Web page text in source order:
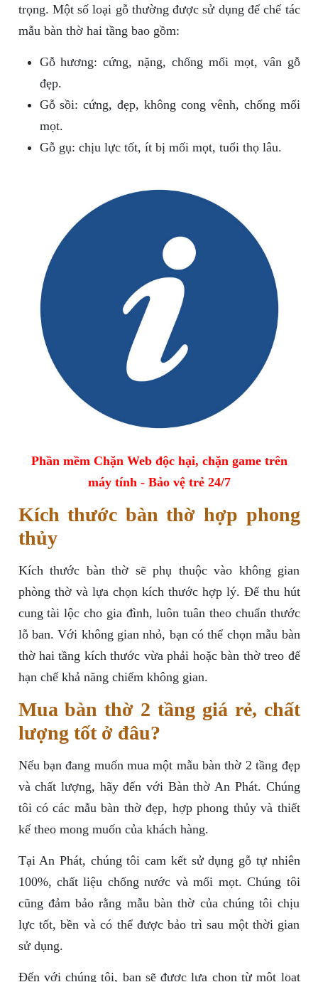
trọng. Một số loại gỗ thường được sử dụng để chế tác
mẫu bàn thờ hai tầng bao gồm:
Gỗ hương: cứng, nặng, chống mối mọt, vân gỗ
đẹp.
Gỗ sồi: cứng, đẹp, không cong vênh, chống mối
mọt.
Gỗ gụ: chịu lực tốt, ít bị mối mọt, tuổi thọ lâu.
Phần mềm Chặn Web độc hại, chặn game trên
máy tính - Bảo vệ trẻ 24/7
Kích thước bàn thờ hợp phong
thủy
Kích thước bàn thờ sẽ phụ thuộc vào không gian
phòng thờ và lựa chọn kích thước hợp lý. Để thu hút
cung tài lộc cho gia đình, luôn tuân theo chuẩn thước
lỗ ban. Với không gian nhỏ, bạn có thể chọn mẫu bàn
thờ hai tầng kích thước vừa phải hoặc bàn thờ treo để
hạn chế khả năng chiếm không gian.
Mua bàn thờ 2 tầng giá rẻ, chất
lượng tốt ở đâu?
Nếu bạn đang muốn mua một mẫu bàn thờ 2 tầng đẹp
và chất lượng, hãy đến với Bàn thờ An Phát. Chúng
tôi có các mẫu bàn thờ đẹp, hợp phong thủy và thiết
kế theo mong muốn của khách hàng.
Tại An Phát, chúng tôi cam kết sử dụng gỗ tự nhiên
100%, chất liệu chống nước và mối mọt. Chúng tôi
cũng đảm bảo rằng mẫu bàn thờ của chúng tôi chịu
lực tốt, bền và có thể được bảo trì sau một thời gian
sử dụng.
Đến với chúng tôi, bạn sẽ được lựa chọn từ một loạt